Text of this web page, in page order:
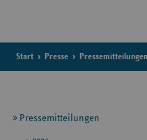
Start Presse Pressemitteilungen
Seitennavigation
Pressemitteilungen